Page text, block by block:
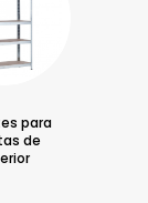
para
de